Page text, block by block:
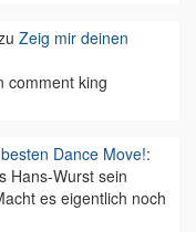
Zeig mir deinen
comment king
Dance Move!:
Hans-Wurst sein
es eigentlich noch